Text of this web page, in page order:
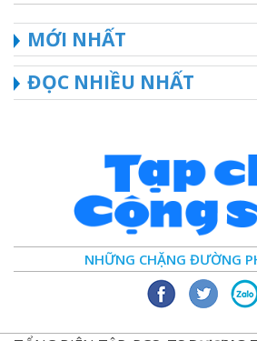
MỚI NHẤT
ĐỌC NHIỀU NHẤT
NHỮNG CHẶNG ĐƯỜNG